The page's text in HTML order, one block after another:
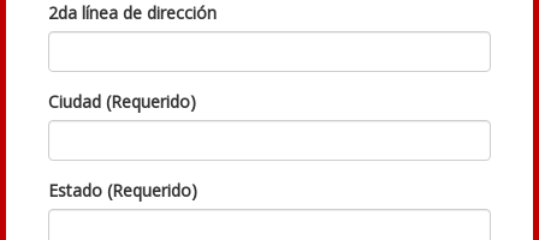
2da línea de dirección
Ciudad (Requerido)
Estado (Requerido)